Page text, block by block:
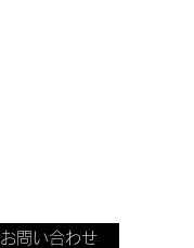
お問い合わせ